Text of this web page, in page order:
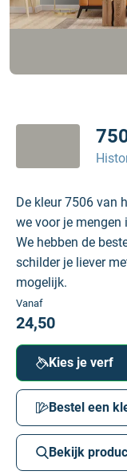
De kleur 7506 van
we voor je mengen
We hebben de
schilder je liever
mogelijk.
Vanaf
24,50
Kies je verf
Bestel een
Bekijk